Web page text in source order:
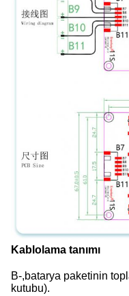
Kablolama tanımı
B-,batarya paketinin
kutubu).